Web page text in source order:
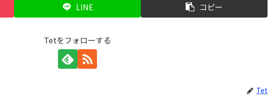
LINE コピー
Tetをフォローする
Tet